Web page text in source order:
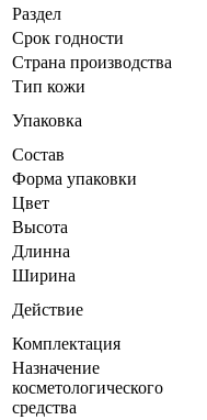
Раздел
Срок годности
Страна производства
Тип кожи
Упаковка
Состав
Форма упаковки
Цвет
Высота
Длинна
Ширина
Действие
Комплектация
Назначение
косметологического
средства